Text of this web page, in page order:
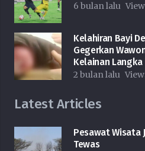
6 bulan lalu
Kelahiran Bayi
Gegerkan
Kelainan Langka
2 bulan lalu
Latest Articles
Pesawat Wisata
Tewas